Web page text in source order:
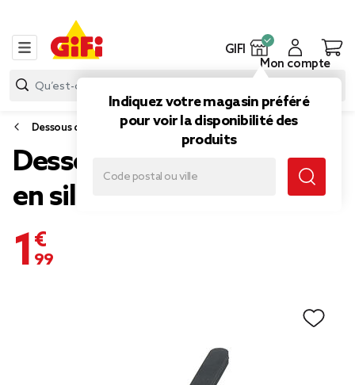
GIFI
Indiquez votre magasin préféré
pour voir la disponibilité des
produits
Mon compte
Dessous de plat et plateau
Dessous de plat extensible
en silicone noir
1,99 €